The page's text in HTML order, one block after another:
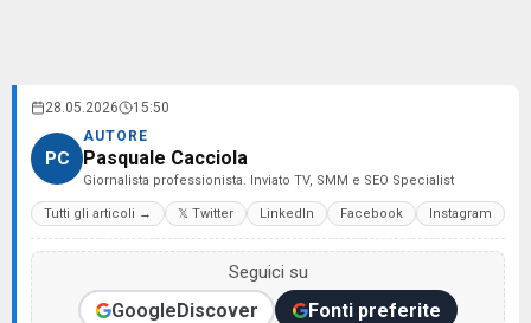
28.05.2026 15:50
PC
AUTORE
Pasquale Cacciola
Giornalista professionista. Inviato TV, SMM e SEO Specialist
Tutti gli articoli → 𝕏 Twitter LinkedIn Facebook Instagram
Seguici su
GoogleDiscover Fonti preferite